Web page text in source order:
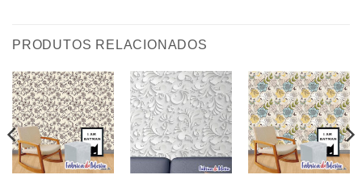
PRODUTOS RELACIONADOS